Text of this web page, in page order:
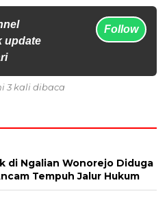
update
Follow
3 kali dibaca
di Ngalian Wonorejo Diduga
Tempuh Jalur Hukum